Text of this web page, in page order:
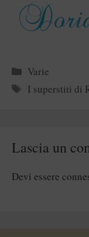
Categorie
Varie
Tag
I superstiti di
Lascia un
Devi essere